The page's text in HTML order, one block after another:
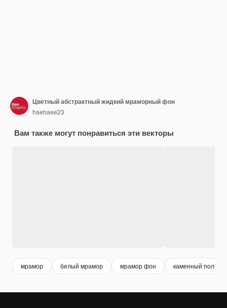
Цветный абстрактный жидкий мраморный фон
haehaee23
Вам также могут понравиться эти векторы
мрамор белый мрамор мрамор фон каменный пол